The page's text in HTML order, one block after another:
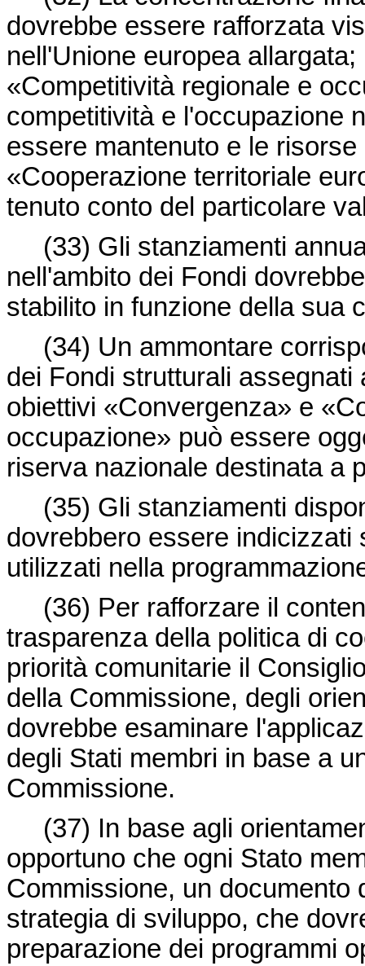
dovrebbe essere rafforzata
nell'Unione europea
«Competitività regionale e
competitività e l'occupazione
essere mantenuto e le
«Cooperazione territoriale
tenuto conto del particolare
(33) Gli stanziamenti
nell'ambito dei Fondi
stabilito in funzione della sua
(34) Un ammontare
dei Fondi strutturali
obiettivi «Convergenza» e
occupazione» può essere
riserva nazionale destinata a
(35) Gli stanziamenti
dovrebbero essere
utilizzati nella
(36) Per rafforzare il
trasparenza della politica di
priorità comunitarie il
della Commissione, degli
dovrebbe esaminare
degli Stati membri in base a
Commissione.
(37) In base agli
opportuno che ogni Stato
Commissione, un documento
strategia di sviluppo, che
preparazione dei programmi